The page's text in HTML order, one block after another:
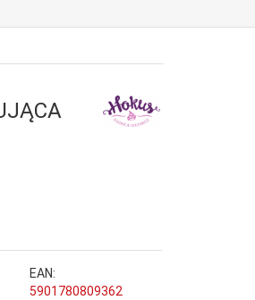
EAN:
5901780809362